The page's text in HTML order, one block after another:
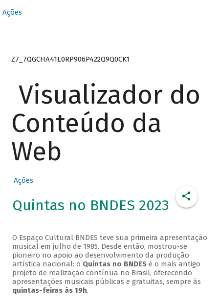
Ações
Z7_7QGCHA41L0RP906P422Q9Q0CK1
Visualizador do
Conteúdo da
Web
Ações
Quintas no BNDES 2023
O Espaço Cultural BNDES teve sua primeira apresentação
musical em julho de 1985. Desde então, mostrou-se
pioneiro no apoio ao desenvolvimento da produção
artística nacional: o Quintas no BNDESé o mais antigo
projeto de realização contínua no Brasil, oferecendo
apresentações musicais públicas e gratuitas, sempre às
quintas-feiras às 19h.